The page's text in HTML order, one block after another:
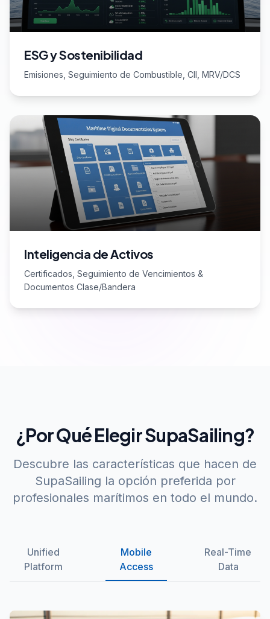
ESG y Sostenibilidad
Emisiones, Seguimiento de Combustible, CII, MRV/DCS
Inteligencia de Activos
Certificados, Seguimiento de Vencimientos &
Documentos Clase/Bandera
¿Por Qué Elegir SupaSailing?
Descubre las características que hacen de
SupaSailing la opción preferida por
profesionales marítimos en todo el mundo.
Unified
Platform
Mobile
Access
Real-Time
Data